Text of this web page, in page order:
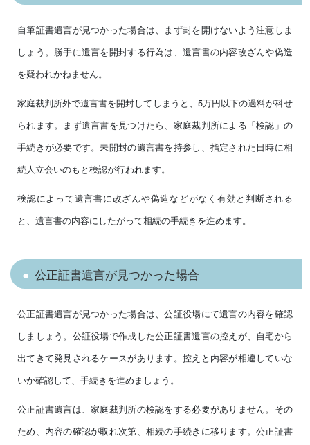
自筆証書遺言が見つかった場合は、まず封を開けないよう注意しま
しょう。勝手に遺言を開封する行為は、遺言書の内容改ざんや偽造
を疑われかねません。
家庭裁判所外で遺言書を開封してしまうと、5万円以下の過料が科せ
られます。まず遺言書を見つけたら、家庭裁判所による「検認」の
手続きが必要です。未開封の遺言書を持参し、指定された日時に相
続人立会いのもと検認が行われます。
検認によって遺言書に改ざんや偽造などがなく有効と判断される
と、遺言書の内容にしたがって相続の手続きを進めます。
公正証書遺言が見つかった場合
公正証書遺言が見つかった場合は、公証役場にて遺言の内容を確認
しましょう。公証役場で作成した公正証書遺言の控えが、自宅から
出てきて発見されるケースがあります。控えと内容が相違していな
いか確認して、手続きを進めましょう。
公正証書遺言は、家庭裁判所の検認をする必要がありません。その
ため、内容の確認が取れ次第、相続の手続きに移ります。公正証書